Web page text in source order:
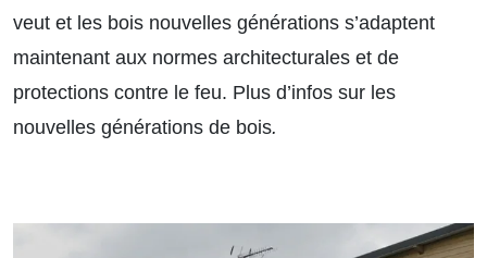
veut et les bois nouvelles générations s’adaptent
maintenant aux normes architecturales et de
protections contre le feu. Plus d’infos sur les
nouvelles générations de bois.